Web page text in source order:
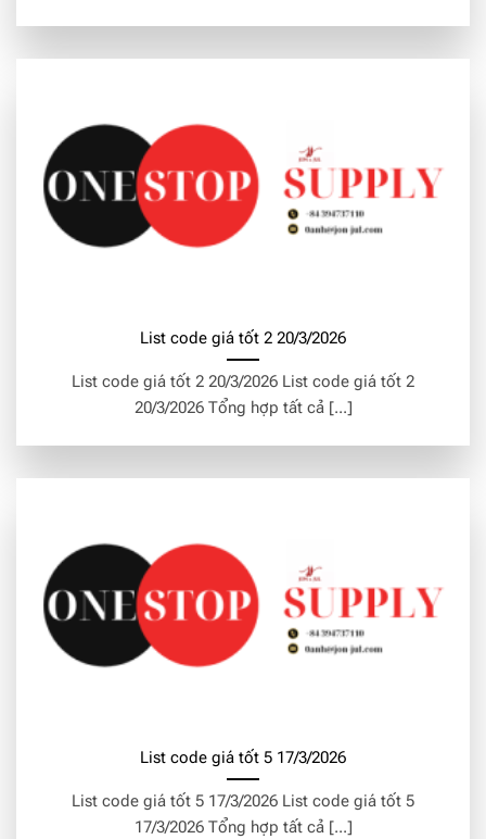
List code giá tốt 2 20/3/2026
List code giá tốt 2 20/3/2026 List code giá tốt 2
20/3/2026 Tổng hợp tất cả [...]
List code giá tốt 5 17/3/2026
List code giá tốt 5 17/3/2026 List code giá tốt 5
17/3/2026 Tổng hợp tất cả [...]